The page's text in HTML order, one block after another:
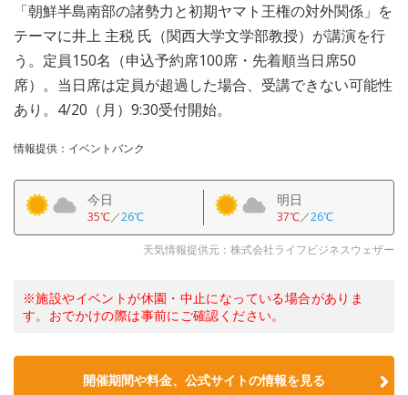
「朝鮮半島南部の諸勢力と初期ヤマト王権の対外関係」を
テーマに井上 主税 氏（関西大学文学部教授）が講演を行
う。定員150名（申込予約席100席・先着順当日席50
席）。当日席は定員が超過した場合、受講できない可能性
あり。4/20（月）9:30受付開始。
情報提供：イベントバンク
今日
35℃／26℃
明日
37℃／26℃
天気情報提供元：株式会社ライフビジネスウェザー
※施設やイベントが休園・中止になっている場合がありま
す。おでかけの際は事前にご確認ください。
開催期間や料金、公式サイトの情報を見る